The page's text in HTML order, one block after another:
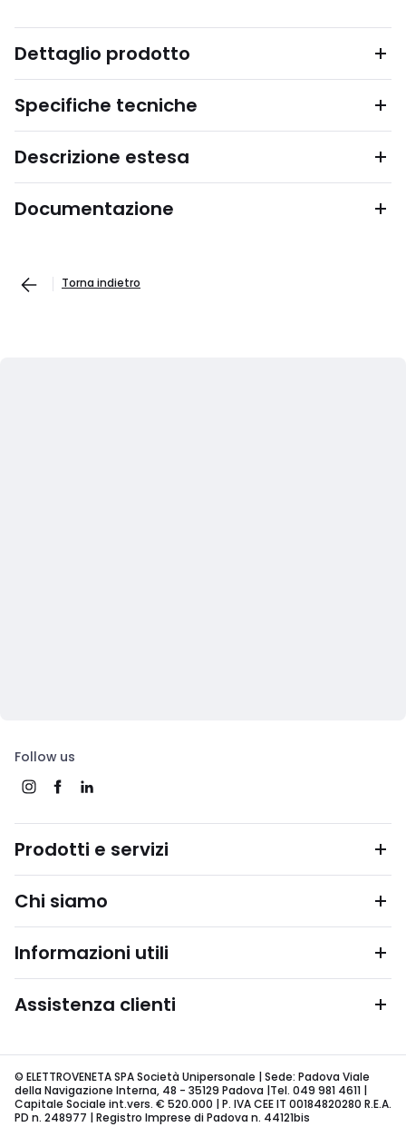
Dettaglio prodotto
Specifiche tecniche
Descrizione estesa
Documentazione
Torna indietro
Follow us
Prodotti e servizi
Chi siamo
Informazioni utili
Assistenza clienti
© ELETTROVENETA SPA Società Unipersonale | Sede: Padova Viale
della Navigazione Interna, 48 - 35129 Padova |Tel. 049 981 4611 |
Capitale Sociale int.vers. € 520.000 | P. IVA CEE IT 00184820280 R.E.A.
PD n. 248977 | Registro Imprese di Padova n. 44121bis